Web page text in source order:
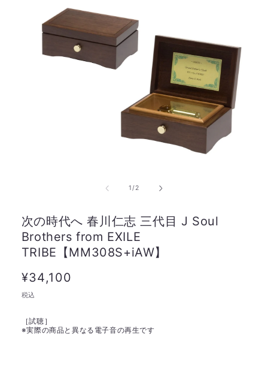
1/の
2
次の時代へ 春川仁志 三代目 J Soul
Brothers from EXILE
TRIBE【MM308S+iAW】
通
常
格
¥34,100
税込
［試聴］
※実際の商品と異なる電子音の再生です